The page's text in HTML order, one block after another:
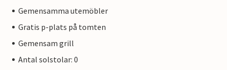
Gemensamma utemöbler
Gratis p-plats på tomten
Gemensam grill
Antal solstolar: 0